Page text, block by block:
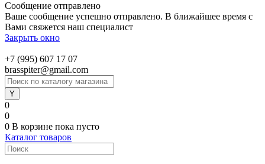
Сообщение отправлено
Ваше сообщение успешно отправлено. В ближайшее время с
Вами свяжется наш специалист
Закрыть окно
+7 (995) 607 17 07
brasspiter@gmail.com
0
0
0 В корзине пока пусто
Каталог товаров